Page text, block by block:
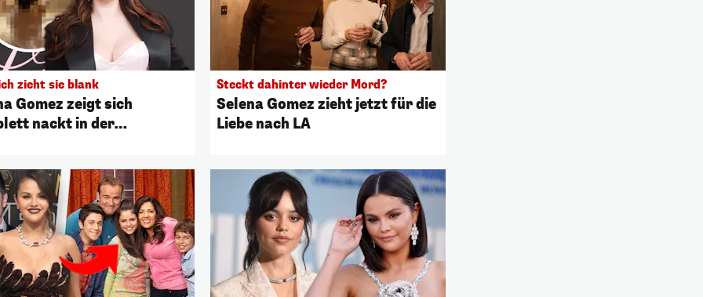
zieht sie blank
Gomez zeigt sich
nackt in der
Steckt dahinter wieder Mord?
Selena Gomez zieht jetzt für die
Liebe nach LA